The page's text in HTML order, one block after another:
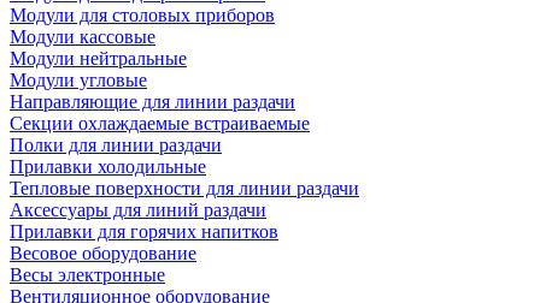
Модули для столовых приборов
Модули кассовые
Модули нейтральные
Модули угловые
Направляющие для линии раздачи
Секции охлаждаемые встраиваемые
Полки для линии раздачи
Прилавки холодильные
Тепловые поверхности для линии раздачи
Аксессуары для линий раздачи
Прилавки для горячих напитков
Весовое оборудование
Весы электронные
Вентиляционное оборудование